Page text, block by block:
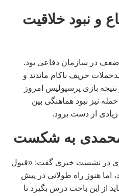
و نبود خلاقیت
در سازمان دفاعی بود.
حریف ناکام ماندند و
بازی پرسپولیس امروز
نیز نبود هماهنگی بین
از دست برود.
به شکست
در نشست خبری گفت: «قبول
هنوز راه طولانی در پیش
از این باخت درس بگیرد تا